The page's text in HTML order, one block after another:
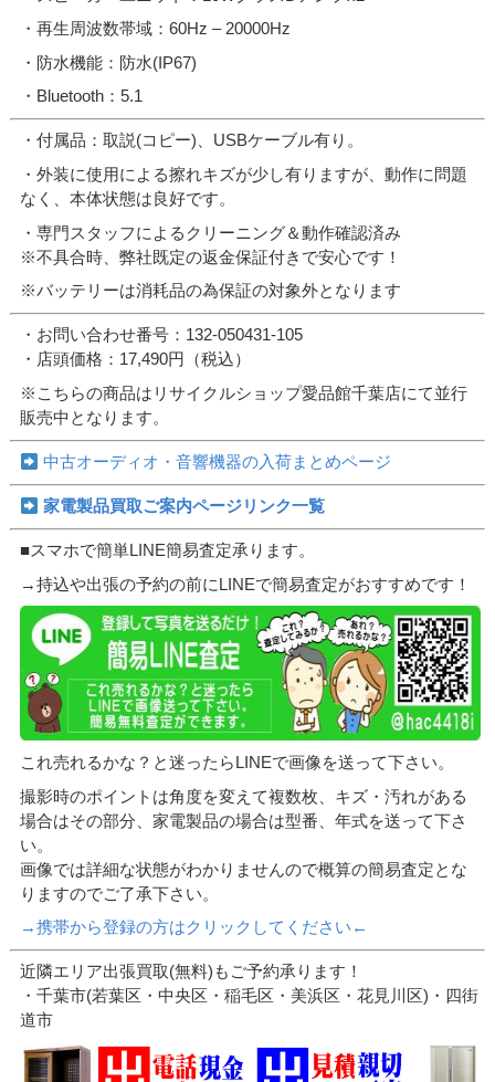
・再生周波数帯域：60Hz – 20000Hz
・防水機能：防水(IP67)
・Bluetooth：5.1
・付属品：取説(コピー)、USBケーブル有り。
・外装に使用による擦れキズが少し有りますが、動作に問題
なく、本体状態は良好です。
・専門スタッフによるクリーニング＆動作確認済み
※不具合時、弊社既定の返金保証付きで安心です！
※バッテリーは消耗品の為保証の対象外となります
・お問い合わせ番号：132-050431-105
・店頭価格：17,490円（税込）
※こちらの商品はリサイクルショップ愛品館千葉店にて並行
販売中となります。
中古オーディオ・音響機器の入荷まとめページ
家電製品買取ご案内ページリンク一覧
■スマホで簡単LINE簡易査定承ります。
→持込や出張の予約の前にLINEで簡易査定がおすすめです！
これ売れるかな？と迷ったらLINEで画像を送って下さい。
撮影時のポイントは角度を変えて複数枚、キズ・汚れがある
場合はその部分、家電製品の場合は型番、年式を送って下さ
い。
画像では詳細な状態がわかりませんので概算の簡易査定とな
りますのでご了承下さい。
→携帯から登録の方はクリックしてください←
近隣エリア出張買取(無料)もご予約承ります！
・千葉市(若葉区・中央区・稲毛区・美浜区・花見川区)・四街
道市